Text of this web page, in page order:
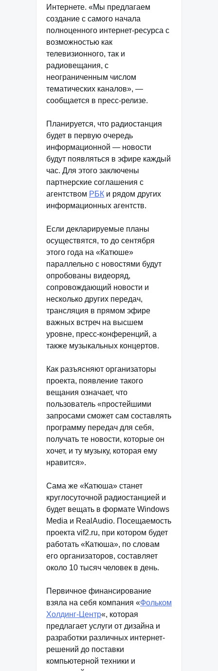
Интернете. «Мы предлагаем
создание с самого начала
полноценного интернет-ресурса с
возможностью как
телевизионного, так и
радиовещания, с
неограниченным числом
тематических каналов», —
сообщается в пресс-релизе.
Планируется, что радиостанция
будет в первую очередь
информационной — новости
будут появляться в эфире каждый
час. Для этого заключены
партнерские соглашения с
агентством РБК и рядом других
информационных агентств.
Если декларируемые планы
осуществятся, то до сентября
этого года на «Катюше»
параллельно с новостями будут
опробованы видеоряд,
сопровождающий новости и
несколько других передач,
трансляция в прямом эфире
важных встреч на высшем
уровне, пресс-конференций, а
также музыкальных концертов.
Как разъясняют организаторы
проекта, появление такого
вещания означает, что
пользователь «простейшими
запросами сможет сам составлять
программу передач для себя,
получать те новости, которые он
хочет, и ту музыку, которая ему
нравится».
Сама же «Катюша» станет
круглосуточной радиостанцией и
будет вещать в формате Windows
Media и RealAudio. Посещаемость
проекта vif2.ru, при котором будет
работать «Катюша», по словам
его организаторов, составляет
около 10 тысяч человек в день.
Первичное финансирование
взяла на себя компания «Фольком
Холдинг-Центр«, которая
предлагает услуги от дизайна и
разработки различных интернет-
решений до поставки
компьютерной техники и